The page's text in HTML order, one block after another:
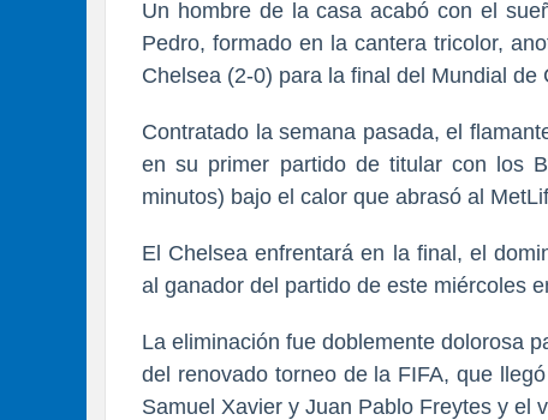
Un hombre de la casa acabó con el
Pedro, formado en la cantera tricolor,
Chelsea (2-0) para la final del Mundial de
Contratado la semana pasada, el
en su primer partido de titular con los
minutos) bajo el calor que abrasó al
El Chelsea enfrentará en la final, el
al ganador del partido de este miércoles
La eliminación fue doblemente dolorosa
del renovado torneo de la FIFA, que
Samuel Xavier y Juan Pablo Freytes y el